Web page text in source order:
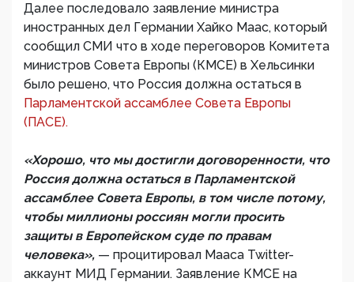
Далее последовало заявление министра
иностранных дел Германии Хайко Маас, который
сообщил СМИ что в ходе переговоров Комитета
министров Совета Европы (КМСЕ) в Хельсинки
было решено, что Россия должна остаться в
Парламентской ассамблее Совета Европы
(ПАСЕ).
«Хорошо, что мы достигли договоренности, что
Россия должна остаться в Парламентской
ассамблее Совета Европы, в том числе потому,
чтобы миллионы россиян могли просить
защиты в Европейском суде по правам
человека», — процитировал Мааса Twitter-
аккаунт МИД Германии. Заявление КМСЕ на